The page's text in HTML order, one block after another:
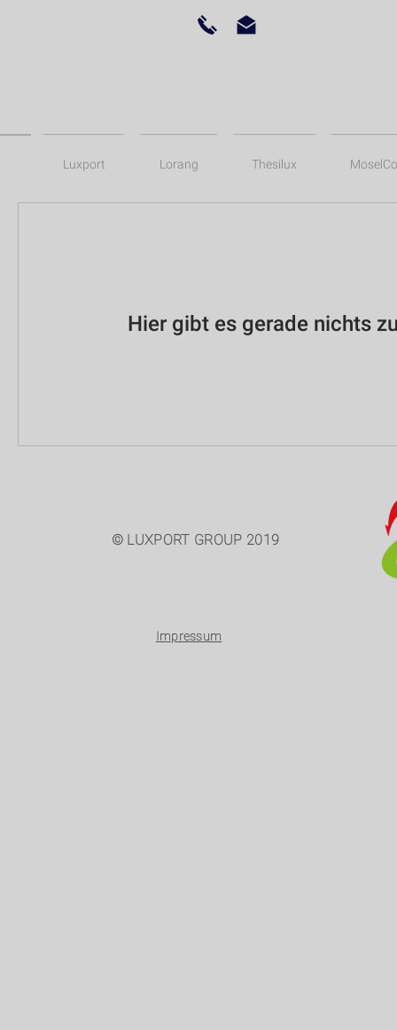
Luxport Lorang Thesilux
Hier gibt es gerade nichts
© LUXPORT GROUP 2019
Impressum